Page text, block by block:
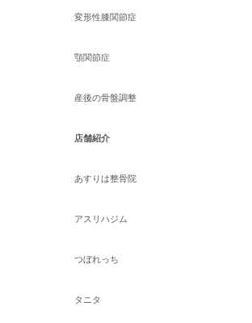
変形性膝関節症
顎関節症
産後の骨盤調整
店舗紹介
あすりは整骨院
アスリハジム
つぼれっち
タニタ